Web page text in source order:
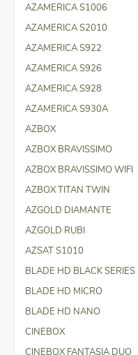
AZAMERICA S1006
AZAMERICA S2010
AZAMERICA S922
AZAMERICA S926
AZAMERICA S928
AZAMERICA S930A
AZBOX
AZBOX BRAVISSIMO
AZBOX BRAVISSIMO WIFI
AZBOX TITAN TWIN
AZGOLD DIAMANTE
AZGOLD RUBI
AZSAT S1010
BLADE HD BLACK SERIES
BLADE HD MICRO
BLADE HD NANO
CINEBOX
CINEBOX FANTASIA DUO